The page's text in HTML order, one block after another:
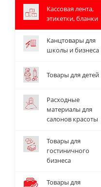
Кассовая лента,
этикетки, бланки
Канцтовары для
школы и бизнеса
Товары для детей
Расходные
материалы для
салонов красоты
Товары для
гостиничного
бизнеса
Товары для